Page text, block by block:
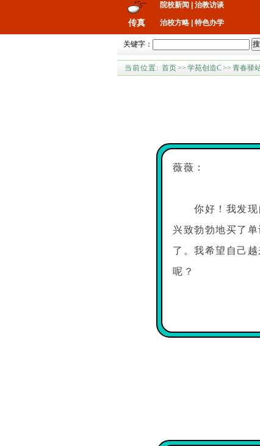
传真
院校新闻 治教访谈
治校方略 特色办学
关键字：
当前位置: 首页>> 学苑创造C>> 青春驿
薇薇：
你好！我发
兴致勃勃地买了
了。我希望自己
呢？